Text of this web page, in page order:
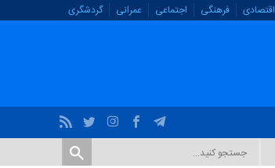
اقتصادی فرهنگی اجتماعی عمرانی گردشگری